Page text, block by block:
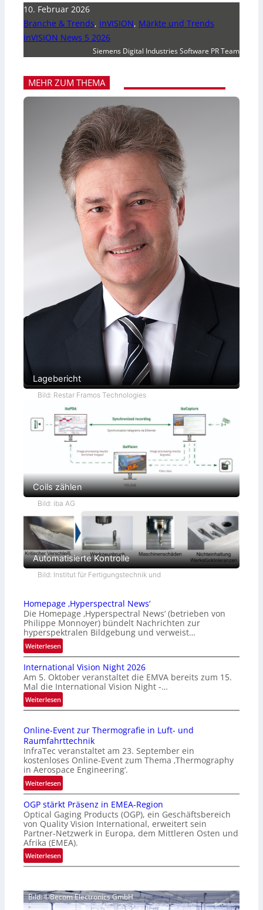
10. Februar 2026
Branche & Trends, inVISION, Märkte und Trends
inVISION News 5 2026
Siemens Digital Industries Software PR Team
MEHR ZUM THEMA
Lagebericht
Bild: Restar Framos Technologies
Coils zählen
Bild: iba AG
Automatisierte Kontrolle
Bild: Institut für Fertigungstechnik und
Homepage ‚Hyperspectral News‘
Die Homepage ‚Hyperspectral News‘ (betrieben von
Philippe Monnoyer) bündelt Nachrichten zur
hyperspektralen Bildgebung und verweist…
Weiterlesen:
H
o
m
e
p
a
e
‚
H
y
p
e
r
s
p
e
c
t
r
l
N
International Vision Night 2026
Am 5. Oktober veranstaltet die EMVA bereits zum 15.
Mal die International Vision Night -…
Weiterlesen:
I
t
e
r
n
a
t
o
n
a
l
V
i
i
o
Online-Event zur Thermografie in Luft- und
Raumfahrttechnik
InfraTec veranstaltet am 23. September ein
kostenloses Online-Event zum Thema ‚Thermography
in Aerospace Engineering‘.
Weiterlesen:
O
n
l
i
n
e
-
e
n
OGP stärkt Präsenz in EMEA-Region
Optical Gaging Products (OGP), ein Geschäftsbereich
von Quality Vision International, erweitert sein
Partner-Netzwerk in Europa, dem Mittleren Osten und
Afrika (EMEA).
Weiterlesen:
O
P
s
Bild: ©Becom Electronics GmbH